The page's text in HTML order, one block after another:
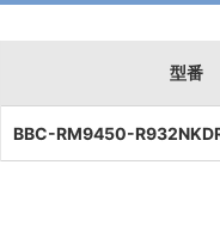
型番
BBC-RM9450-